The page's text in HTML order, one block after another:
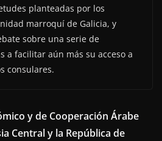
planteadas por los
marroquí de Galicia, y
sobre una serie de
a facilitar aún más su acceso a
consulares.
y de Cooperación Árabe
Central y la República de